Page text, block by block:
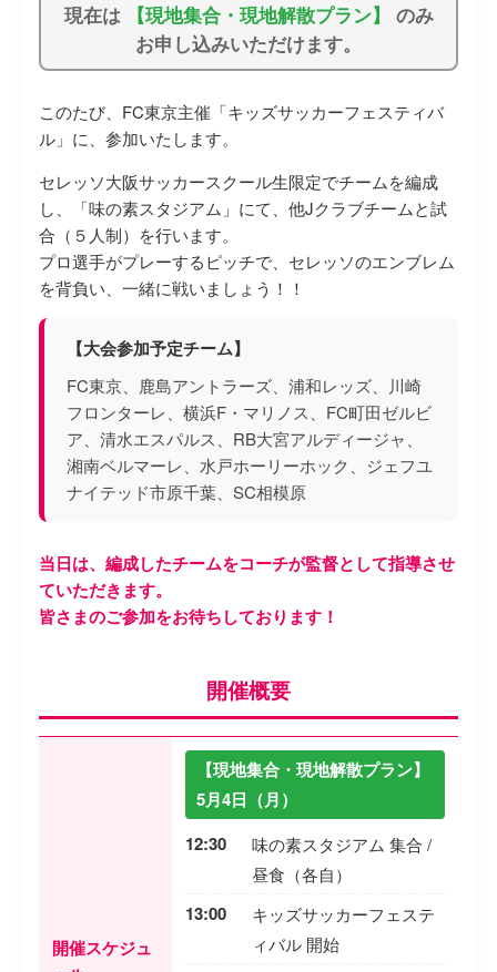
現在は
【現地集合・現地解散プラン】
のみ
お申し込みいただけます。
このたび、FC東京主催「キッズサッカーフェスティバ
ル」に、参加いたします。
セレッソ大阪サッカースクール生限定でチームを編成
し、「味の素スタジアム」にて、他Jクラブチームと試
合（５人制）を行います。
プロ選手がプレーするピッチで、セレッソのエンブレム
を背負い、一緒に戦いましょう！！
【大会参加予定チーム】
FC東京、鹿島アントラーズ、浦和レッズ、川崎
フロンターレ、横浜F・マリノス、FC町田ゼルビ
ア、清水エスパルス、RB大宮アルディージャ、
湘南ベルマーレ、水戸ホーリーホック、ジェフユ
ナイテッド市原千葉、SC相模原
当日は、編成したチームをコーチが監督として指導させ
ていただきます。
皆さまのご参加をお待ちしております！
開催概要
開催スケジュ
【現地集合・現地解散プラン】
5月4日（月）
12:30
味の素スタジアム 集合 /
昼食（各自）
13:00
キッズサッカーフェステ
ィバル 開始